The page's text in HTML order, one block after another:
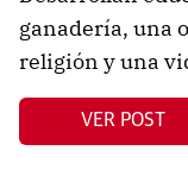
ganadería, una
religión y una
VER POST